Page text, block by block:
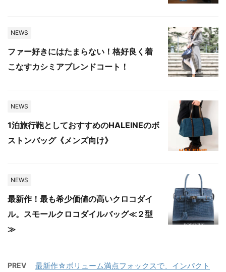
NEWS
ファー好きにはたまらない！格好良く着
こなすカシミアブレンドコート！
NEWS
1泊旅行鞄としておすすめのHALEINEのボ
ストンバッグ《メンズ向け》
NEWS
最新作！最も希少価値の高いクロコダイ
ル。スモールクロコダイルバッグ≪２型
≫
PREV
最新作☆ボリューム満点フォックスで、インパクト